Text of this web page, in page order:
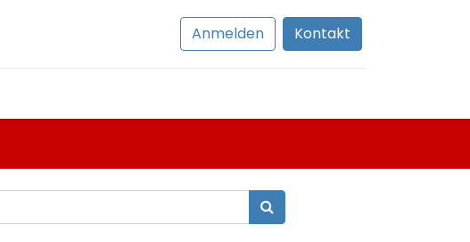
Anmelden Kontakt